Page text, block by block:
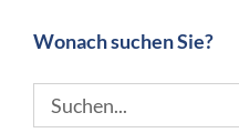
Wonach suchen Sie?